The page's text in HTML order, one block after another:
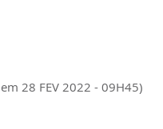
28 FEV 2022 - 09H45)